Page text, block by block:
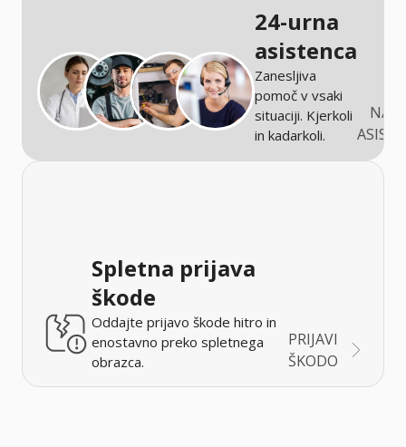
24-urna
asistenca
Zanesljiva
pomoč v vsaki
situaciji. Kjerkoli
in kadarkoli.
Spletna prijava
škode
Oddajte prijavo škode hitro in
enostavno preko spletnega
obrazca.
PRIJAVI
ŠKODO